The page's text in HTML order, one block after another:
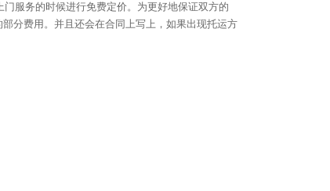
服务的时候进行免费定价。为更好地保证双方的
分费用。并且还会在合同上写上，如果出现托运方